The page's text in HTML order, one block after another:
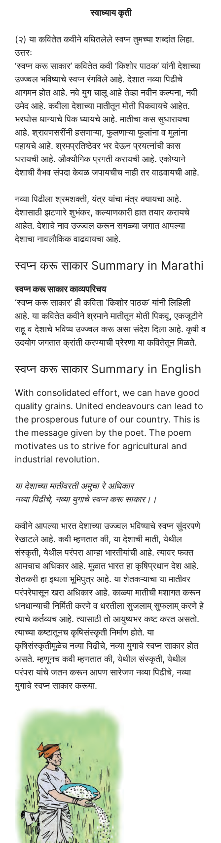
स्वाध्याय कृती
(२) या कवितेत कवीने बघितलेले स्वप्न तुमच्या शब्दांत लिहा.
उत्तरः
‘स्वप्न करू साकार’ कवितेत कवी ‘किशोर पाठक’ यांनी देशाच्या
उज्ज्वल भविष्याचे स्वप्न रंगविले आहे. देशात नव्या पिढीचे
आगमन होत आहे. नवे युग चालू आहे तेव्हा नवीन कल्पना, नवी
उमेद आहे. कवीला देशाच्या मातीतून मोती पिकवायचे आहेत.
भरघोस धान्याचे पिक घ्यायचे आहे. मातीचा कस सुधारायचा
आहे. श्रावणसरींनी हसणाऱ्या, फुलणाऱ्या फुलांना व मुलांना
पहायचे आहे. श्रमप्रतिष्ठेवर भर देऊन प्रयत्नांची कास
धरायची आहे. औक्यौगिक प्रगती करायची आहे. एकोप्याने
देशाची वैभव संपदा केवळ जपायचीच नाही तर वाढवायची आहे.
नव्या पिढीला श्रमशक्ती, यंत्र यांचा मंत्र क्यायचा आहे.
देशासाठी झटणारे शुभंकर, कल्याणकारी हात तयार करायचे
आहेत. देशाचे नाव उज्ज्वल करून सगळ्या जगात आपल्या
देशाचा नावलौकिक वाढवायचा आहे.
स्वप्न करू साकार Summary in Marathi
स्वप्न करू साकारकाव्यपरिचय
‘स्वप्न करू साकार’ ही कविता ‘किशोर पाठक’ यांनी लिहिली
आहे. या कवितेत कवीने श्रमाने मातीतून मोती पिकवू, एकजूटीने
राहू व देशाचे भविष्य उज्ज्वल करू असा संदेश दिला आहे. कृषी व
उदयोग जगतात क्रांती करण्याची प्रेरणा या कवितेतून मिळते.
स्वप्न करू साकार Summary in English
With consolidated effort, we can have good
quality grains. United endeavours can lead to
the prosperous future of our country. This is
the message given by the poet. The poem
motivates us to strive for agricultural and
industrial revolution.
या देशाच्या मातीवरती अमुचा रे अधिकार
नव्या पिढीचे, नव्या युगाचे स्वप्न करू साकार।।
कवीने आपल्या भारत देशाच्या उज्ज्वल भविष्याचे स्वप्न सुंदरपणे
रेखाटले आहे. कवी म्हणतात की, या देशाची माती, येथील
संस्कृती, येथील परंपरा आम्हा भारतीयांची आहे. त्यावर फक्त
आमचाच अधिकार आहे. मुळात भारत हा कृषिप्रधान देश आहे.
शेतकरी हा इथला भूमिपुत्र आहे. या शेतकऱ्याचा या मातीवर
परंपरेपासून खरा अधिकार आहे. काळ्या मातीची मशागत करून
धनधान्याची निर्मिती करणे व धरतीला सुजलाम् सुफलाम् करणे हे
त्याचे कर्तव्यच आहे. त्यासाठी तो आयुष्यभर कष्ट करत असतो.
त्याच्या कष्टातूनच कृषिसंस्कृती निर्माण होते. या
कृषिसंस्कृतीमुळेच नव्या पिढीचे, नव्या युगाचे स्वप्न साकार होत
असते. म्हणूनच कवी म्हणतात की, येथील संस्कृती, येथील
परंपरा यांचे जतन करून आपण सारेजण नव्या पिढीचे, नव्या
युगाचे स्वप्न साकार करूया.